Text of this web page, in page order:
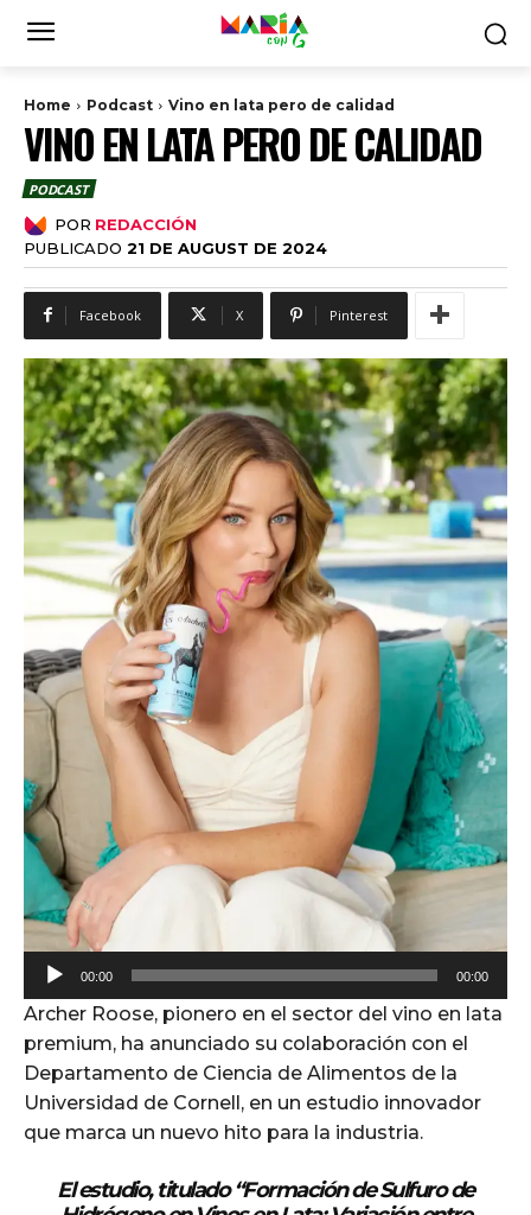
Home Podcast Vino en lata pero de calidad
VINO EN LATA PERO DE CALIDAD
PODCAST
POR REDACCIÓN
PUBLICADO 21 DE AUGUST DE 2024
Facebook X Pinterest
u
d
i
o
P
l
00:00 00:00
Archer Roose, pionero en el sector del vino en lata
premium, ha anunciado su colaboración con el
Departamento de Ciencia de Alimentos de la
Universidad de Cornell, en un estudio innovador
que marca un nuevo hito para la industria.
El estudio, titulado “Formación de Sulfuro de